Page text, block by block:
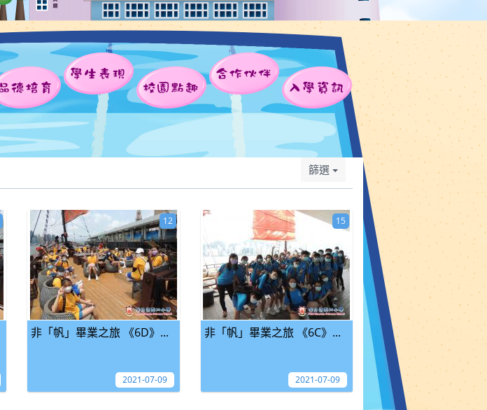
品德培育
學生表現
校園點趣
合作伙伴
入學資訊
篩選
非「帆」畢業之旅 《6D》...
12
2021-07-09
非「帆」畢業之旅 《6C》...
15
2021-07-09